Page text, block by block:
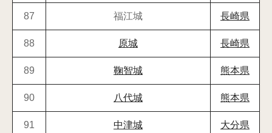
87 福江城 長崎県
88 原城 長崎県
89 鞠智城 熊本県
90 八代城 熊本県
91 中津城 大分県